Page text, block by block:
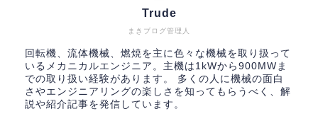
まきブログ管理人
Trude
回転機、流体機械、燃焼を主に色々な機械を取り扱って
いるメカニカルエンジニア。主機は1kWから900MWま
での取り扱い経験があります。 多くの人に機械の面白
さやエンジニアリングの楽しさを知ってもらうべく、解
説や紹介記事を発信しています。
Articles